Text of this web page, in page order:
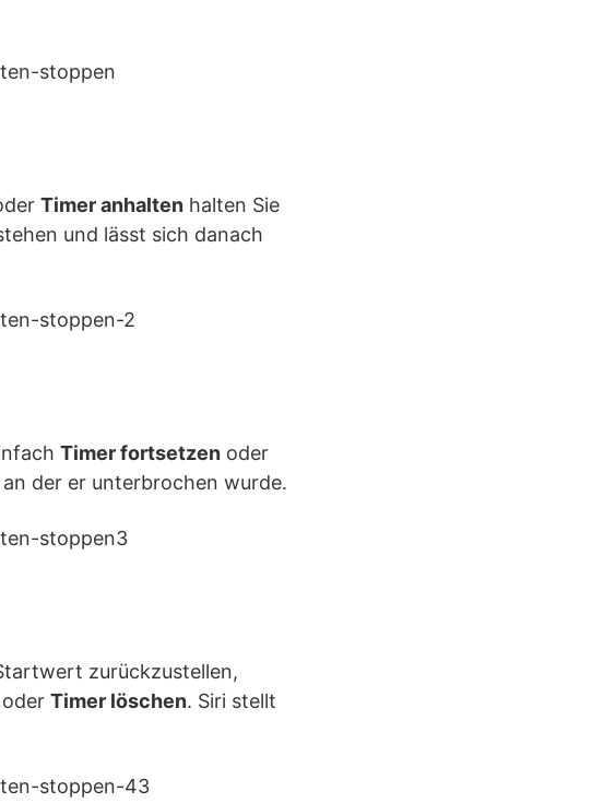
Timer anhalten halten Sie
und lässt sich danach
Timer fortsetzen oder
der er unterbrochen wurde.
zurückzustellen,
oder Timer löschen. Siri stellt